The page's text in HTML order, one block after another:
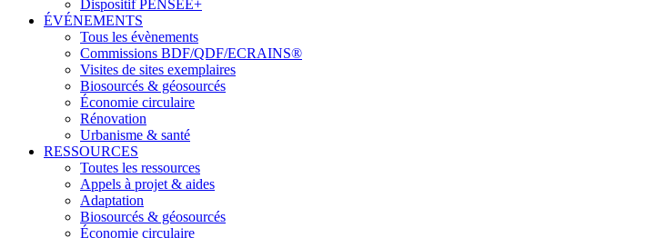
Dispositif PENSÉE+
ÉVÉNEMENTS
Tous les évènements
Commissions BDF/QDF/ECRAINS®
Visites de sites exemplaires
Biosourcés & géosourcés
Économie circulaire
Rénovation
Urbanisme & santé
RESSOURCES
Toutes les ressources
Appels à projet & aides
Adaptation
Biosourcés & géosourcés
Économie circulaire